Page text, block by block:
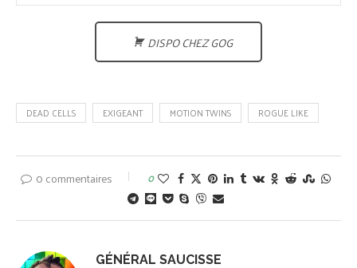
DISPO CHEZ GOG
DEAD CELLS EXIGEANT MOTION TWINS ROGUE LIKE
0 commentaires 0
GÉNÉRAL SAUCISSE